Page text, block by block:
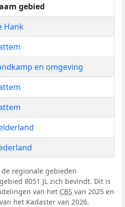
gebied
Hank
en omgeving
regionale gebieden
8051 JL zich bevindt. Dit is
van het CBS van 2025 en
het Kadaster van 2026.